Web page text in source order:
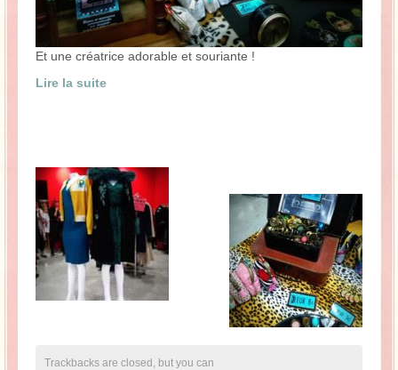
Et une créatrice adorable et souriante !
Lire la suite
Trackbacks are closed, but you can